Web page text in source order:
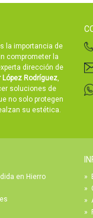
la importancia de
comprometer la
dirección de
Rodríguez,
soluciones de
no solo protegen
su estética.
en Hierro
»
»
»
»